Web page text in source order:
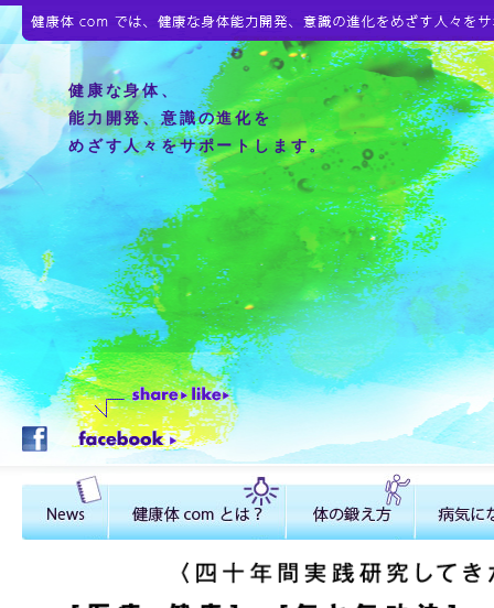
健康な身体、
能力開発、意識の進化を
めざす人々をサポートします。